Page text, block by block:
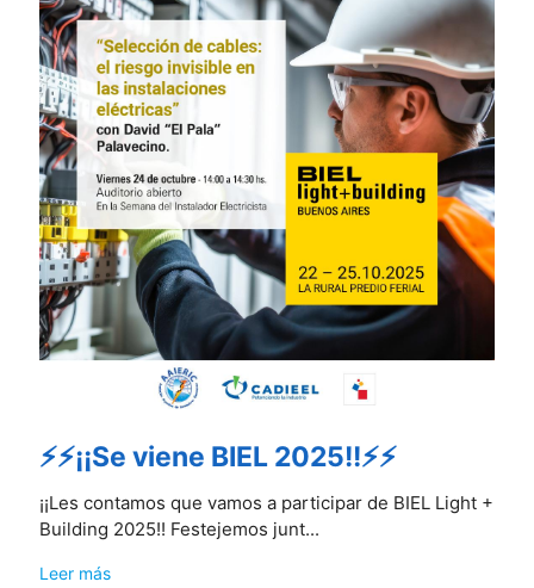
⚡⚡¡¡Se viene BIEL 2025!!⚡⚡
¡¡Les contamos que vamos a participar de BIEL Light +
Building 2025!! Festejemos junt...
Leer más